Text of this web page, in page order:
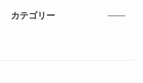
カテゴリー